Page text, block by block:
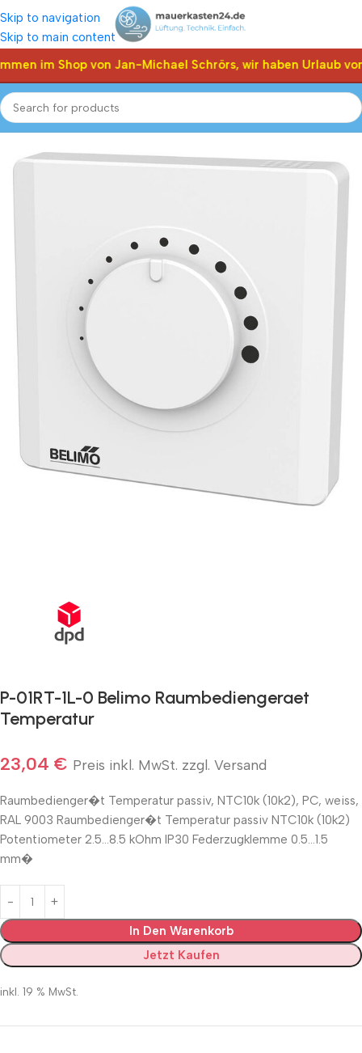
Skip to navigation
Skip to main content
im Shop von Jan-Michael Schrörs, wir haben Urlaub
Start Shop Klappen Stellantriebe, Stellmotor Belimo
P-01RT-1L-0 Belimo Raumbediengeraet
Temperatur
23,04 € Preis inkl. MwSt. zzgl. Versand
Raumbedienger�t Temperatur passiv, NTC10k (10k2), PC, weiss,
RAL 9003 Raumbedienger�t Temperatur passiv NTC10k (10k2)
Potentiometer 2.5…8.5 kOhm IP30 Federzugklemme 0.5…1.5
mm�
In Den Warenkorb
Jetzt Kaufen
inkl. 19 % MwSt.